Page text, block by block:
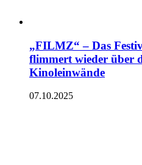
„FILMZ“ – Das
flimmert wieder über
Kinoleinwände
07.10.2025